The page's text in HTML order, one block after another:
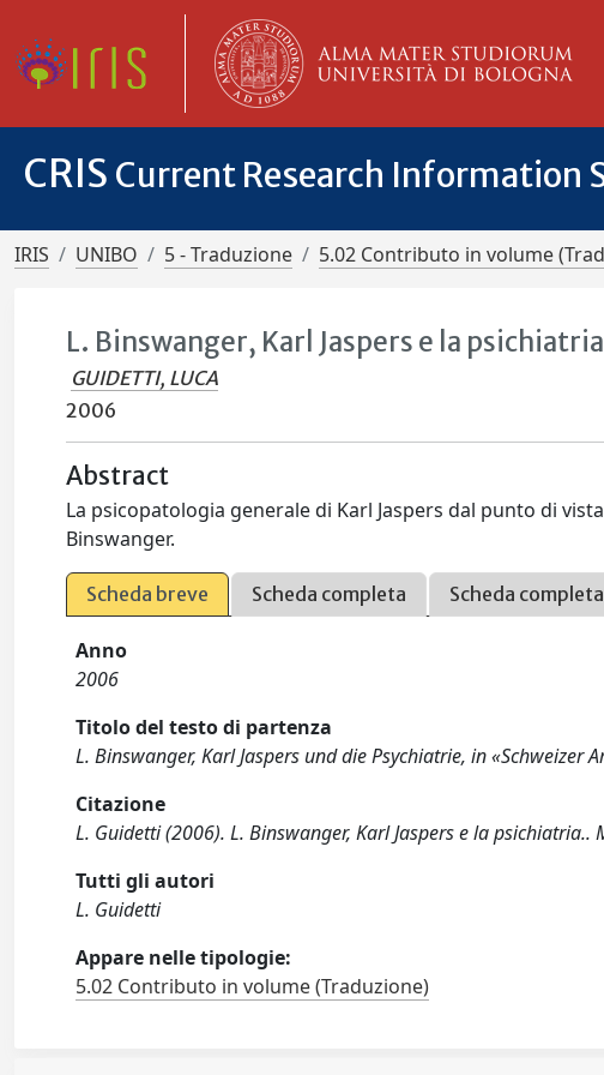
CRIS Current Research Information
IRIS UNIBO 5 - Traduzione 5.02 Contributo in volume
L. Binswanger, Karl Jaspers e la
GUIDETTI, LUCA
2006
Abstract
La psicopatologia generale di Karl Jaspers dal punto di
Binswanger.
Scheda breve Scheda completa Scheda
Anno
2006
Titolo del testo di partenza
L. Binswanger, Karl Jaspers und die Psychiatrie, in
Citazione
L. Guidetti (2006). L. Binswanger, Karl Jaspers e la psichiatria..
Tutti gli autori
L. Guidetti
Appare nelle tipologie:
5.02 Contributo in volume (Traduzione)